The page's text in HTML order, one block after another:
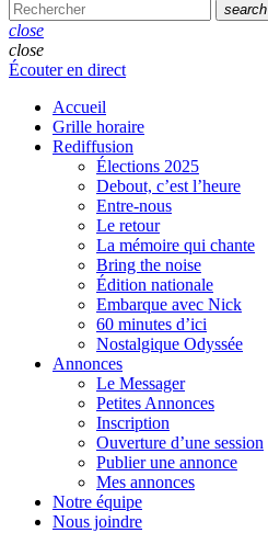
search
close
close
Écouter en direct
Accueil
Grille horaire
Rediffusion
Élections 2025
Debout, c’est l’heure
Entre-nous
Le retour
La mémoire qui chante
Bring the noise
Édition nationale
Embarque avec Nick
60 minutes d’ici
Nostalgique Odyssée
Annonces
Le Messager
Petites Annonces
Inscription
Ouverture d’une session
Publier une annonce
Mes annonces
Notre équipe
Nous joindre